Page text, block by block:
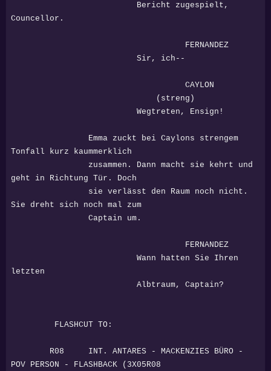
Bericht zugespielt,
Councellor.
FERNANDEZ
Sir, ich--
CAYLON
(streng)
Wegtreten, Ensign!
Emma zuckt bei Caylons strengem
Tonfall kurz kaummerklich
zusammen. Dann macht sie kehrt und
geht in Richtung Tür. Doch
sie verlässt den Raum noch nicht.
Sie dreht sich noch mal zum
Captain um.
FERNANDEZ
Wann hatten Sie Ihren
letzten
Albtraum, Captain?
FLASHCUT TO:
R08 INT. ANTARES - MACKENZIES BÜRO -
POV PERSON - FLASHBACK (3X05R08